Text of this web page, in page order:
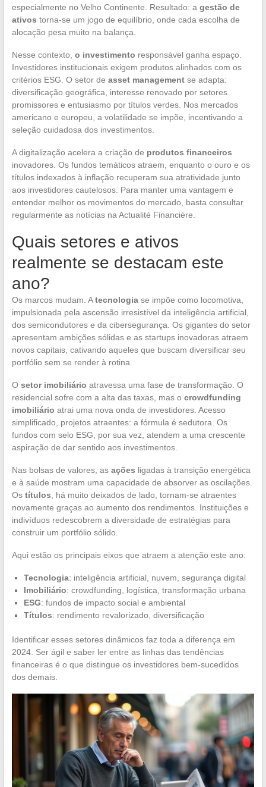
especialmente no Velho Continente. Resultado: a gestão de
ativos torna-se um jogo de equilíbrio, onde cada escolha de
alocação pesa muito na balança.
Nesse contexto, o investimento responsável ganha espaço.
Investidores institucionais exigem produtos alinhados com os
critérios ESG. O setor de asset managementse adapta:
diversificação geográfica, interesse renovado por setores
promissores e entusiasmo por títulos verdes. Nos mercados
americano e europeu, a volatilidade se impõe, incentivando a
seleção cuidadosa dos investimentos.
A digitalização acelera a criação de produtos financeiros
inovadores. Os fundos temáticos atraem, enquanto o ouro e os
títulos indexados à inflação recuperam sua atratividade junto
aos investidores cautelosos. Para manter uma vantagem e
entender melhor os movimentos do mercado, basta consultar
regularmente as notícias na Actualité Financière.
Quais setores e ativos
realmente se destacam este
ano?
Os marcos mudam. Atecnologiase impõe como locomotiva,
impulsionada pela ascensão irresistível da inteligência artificial,
dos semicondutores e da cibersegurança. Os gigantes do setor
apresentam ambições sólidas e as startups inovadoras atraem
novos capitais, cativando aqueles que buscam diversificar seu
portfólio sem se render à rotina.
O setor imobiliário atravessa uma fase de transformação. O
residencial sofre com a alta das taxas, mas o crowdfunding
imobiliário atrai uma nova onda de investidores. Acesso
simplificado, projetos atraentes: a fórmula é sedutora. Os
fundos com selo ESG, por sua vez, atendem a uma crescente
aspiração de dar sentido aos investimentos.
Nas bolsas de valores, as ações ligadas à transição energética
e à saúde mostram uma capacidade de absorver as oscilações.
Os títulos , há muito deixados de lado, tornam-se atraentes
novamente graças ao aumento dos rendimentos. Instituições e
indivíduos redescobrem a diversidade de estratégias para
construir um portfólio sólido.
Aqui estão os principais eixos que atraem a atenção este ano:
Tecnologia: inteligência artificial, nuvem, segurança digital
Imobiliário: crowdfunding, logística, transformação urbana
ESG: fundos de impacto social e ambiental
Títulos: rendimento revalorizado, diversificação
Identificar esses setores dinâmicos faz toda a diferença em
2024. Ser ágil e saber ler entre as linhas das tendências
financeiras é o que distingue os investidores bem-sucedidos
dos demais.